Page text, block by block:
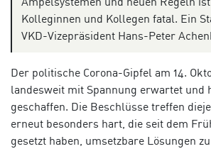
Kolleginnen und Kollegen fatal. Ein
VKD-Vizepräsident Hans-Peter
Der politische Corona-Gipfel am 14.
landesweit mit Spannung erwartet und
geschaffen. Die Beschlüsse treffen
erneut besonders hart, die seit dem
gesetzt haben, umsetzbare Lösungen